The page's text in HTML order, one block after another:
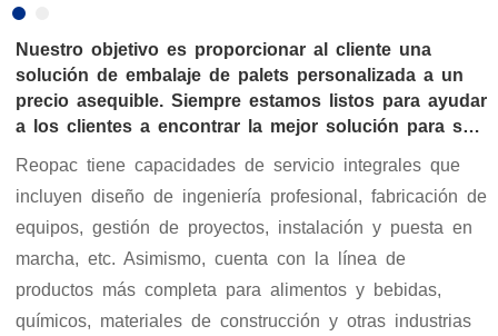
Nuestro objetivo es proporcionar al cliente una
solución de embalaje de palets personalizada a un
precio asequible. Siempre estamos listos para ayudar
a los clientes a encontrar la mejor solución para su
Reopac tiene capacidades de servicio integrales que
incluyen diseño de ingeniería profesional, fabricación de
equipos, gestión de proyectos, instalación y puesta en
marcha, etc. Asimismo, cuenta con la línea de
productos más completa para alimentos y bebidas,
químicos, materiales de construcción y otras industrias